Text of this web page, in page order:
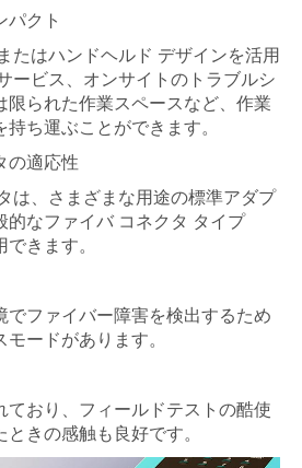
パクト
たはハンドヘルド デザインを活用
ービス、オンサイトのトラブルシ
限られた作業スペースなど、作業
ち運ぶことができます。
の適応性
は、さまざまな用途の標準アダプ
的なファイバ コネクタ タイプ
きます。
でファイバー障害を検出するため
ードがあります。
ており、フィールドテストの酷使
きの感触も良好です。